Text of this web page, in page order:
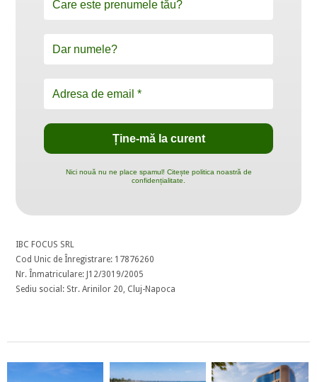
Nici nouă nu ne place spamul! Citește politica noastră de
confidențialitate.
IBC FOCUS SRL
Cod Unic de Înregistrare: 17876260
Nr. Înmatriculare: J12/3019/2005
Sediu social: Str. Arinilor 20, Cluj-Napoca